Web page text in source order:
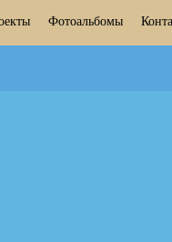
Фотоальбомы